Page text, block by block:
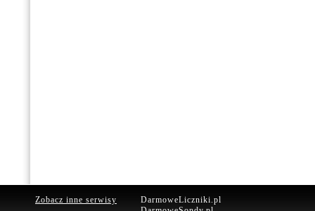
Zobacz inne serwisy
DarmoweLiczniki.pl